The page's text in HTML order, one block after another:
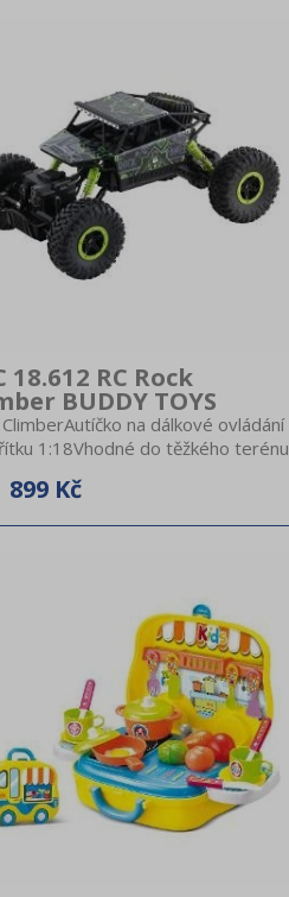
nejsou součástí balení
18.612 RC Rock
BUDDY TOYS
ClimberAutíčko na dálkové ovládání
1:18Vhodné do těžkého terénu
štěrk, prašná cesta,
26 cmKloubové
4x AAOvladač 3x
nejsou součástí balení
899 Kč